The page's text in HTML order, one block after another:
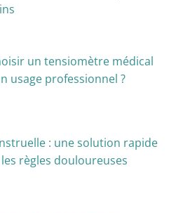
un tensiomètre médical
usage professionnel ?
: une solution rapide
règles douloureuses